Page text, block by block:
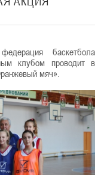
баскетбола
клубом проводит в
мяч».